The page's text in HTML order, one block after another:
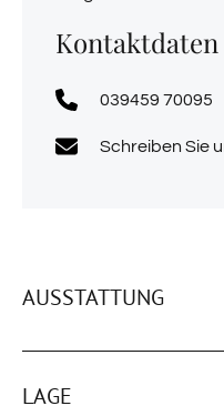
Kontaktdaten
039459 70095
Schreiben Sie
AUSSTATTUNG
LAGE